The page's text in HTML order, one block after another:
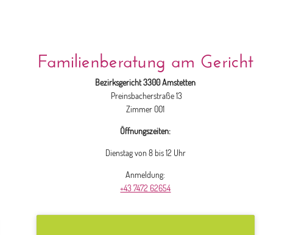
Familienberatung am Gericht
Bezirksgericht 3300 Amstetten
Preinsbacherstraße 13
Zimmer 001
Öffnungszeiten:
Dienstag von 8 bis 12 Uhr
Anmeldung:
+43 7472 62654